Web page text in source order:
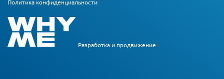
Политика конфиденциальности
Разработка и продвижение